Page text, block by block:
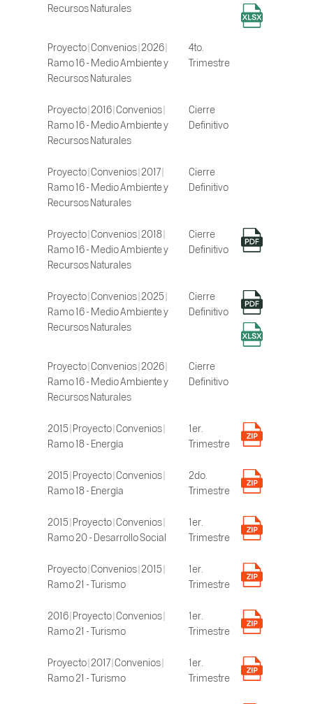
Recursos Naturales
Proyecto | Convenios | 2026 |
Ramo 16 - Medio Ambiente y
Recursos Naturales
4to.
Trimestre
Proyecto | 2016 | Convenios |
Ramo 16 - Medio Ambiente y
Recursos Naturales
Cierre
Definitivo
Proyecto | Convenios | 2017 |
Ramo 16 - Medio Ambiente y
Recursos Naturales
Cierre
Definitivo
Proyecto | Convenios | 2018 |
Ramo 16 - Medio Ambiente y
Recursos Naturales
Cierre
Definitivo
Proyecto | Convenios | 2025 |
Ramo 16 - Medio Ambiente y
Recursos Naturales
Cierre
Definitivo
Proyecto | Convenios | 2026 |
Ramo 16 - Medio Ambiente y
Recursos Naturales
Cierre
Definitivo
2015 | Proyecto | Convenios |
Ramo 18 - Energía
1er.
Trimestre
2015 | Proyecto | Convenios |
Ramo 18 - Energía
2do.
Trimestre
2015 | Proyecto | Convenios |
Ramo 20 - Desarrollo Social
1er.
Trimestre
Proyecto | Convenios | 2015 |
Ramo 21 - Turismo
1er.
Trimestre
2016 | Proyecto | Convenios |
Ramo 21 - Turismo
1er.
Trimestre
Proyecto | 2017 | Convenios |
Ramo 21 - Turismo
1er.
Trimestre